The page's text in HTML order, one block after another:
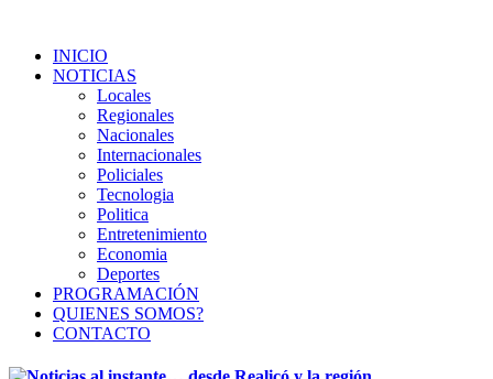
INICIO
NOTICIAS
Locales
Regionales
Nacionales
Internacionales
Policiales
Tecnologia
Politica
Entretenimiento
Economia
Deportes
PROGRAMACIÓN
QUIENES SOMOS?
CONTACTO